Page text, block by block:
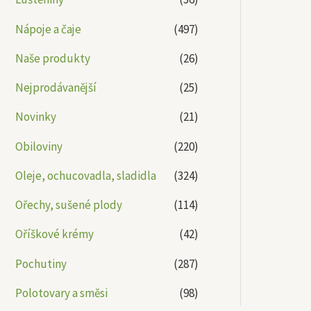
Nápoje a čaje
(497)
Naše produkty
(26)
Nejprodávanější
(25)
Novinky
(21)
Obiloviny
(220)
Oleje, ochucovadla, sladidla
(324)
Ořechy, sušené plody
(114)
Oříškové krémy
(42)
Pochutiny
(287)
Polotovary a směsi
(98)